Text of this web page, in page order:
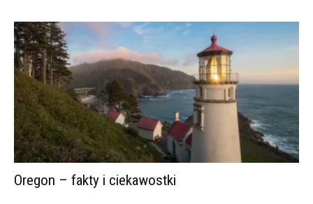
Oregon – fakty i ciekawostki